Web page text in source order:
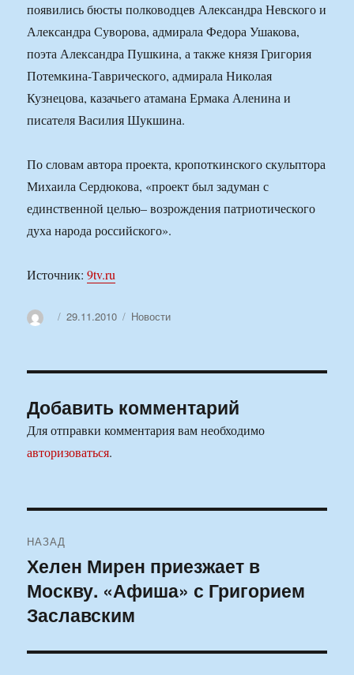
появились бюсты полководцев Александра Невского и
Александра Суворова, адмирала Федора Ушакова,
поэта Александра Пушкина, а также князя Григория
Потемкина-Таврического, адмирала Николая
Кузнецова, казачьего атамана Ермака Аленина и
писателя Василия Шукшина.
По словам автора проекта, кропоткинского скульптора
Михаила Сердюкова, «проект был задуман с
единственной целью– возрождения патриотического
духа народа российского».
Источник:9tv.ru
АвторОпубликовано
29.11.2010 Рубрики
Новости
Добавить комментарий
Для отправки комментария вам необходимо
авторизоваться.
по
записям
НАЗАД
Предыдущая
запись:
Хелен Мирен приезжает в
Москву. «Афиша» с Григорием
Заславским